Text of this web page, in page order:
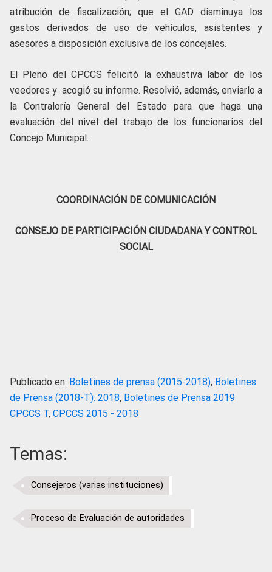
atribución de fiscalización; que el GAD disminuya los
gastos derivados de uso de vehículos, asistentes y
asesores a disposición exclusiva de los concejales.
El Pleno del CPCCS felicitó la exhaustiva labor de los
veedores y acogió su informe. Resolvió, además, enviarlo a
la Contraloría General del Estado para que haga una
evaluación del nivel del trabajo de los funcionarios del
Concejo Municipal.
COORDINACIÓN DE COMUNICACIÓN
CONSEJO DE PARTICIPACIÓN CIUDADANA Y CONTROL
SOCIAL
Publicado en: Boletines de prensa (2015-2018), Boletines
de Prensa (2018-T): 2018, Boletines de Prensa 2019
CPCCS T, CPCCS 2015 - 2018
Temas:
Consejeros (varias instituciones)
Proceso de Evaluación de autoridades